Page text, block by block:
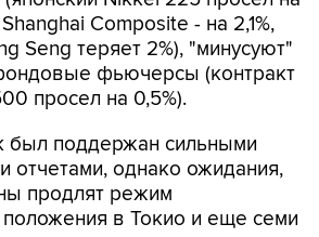
фьючерсы (контракт
просел на 0,5%).
был поддержан сильными
продлят режим
в Токио и еще семи
продолжают оказывать